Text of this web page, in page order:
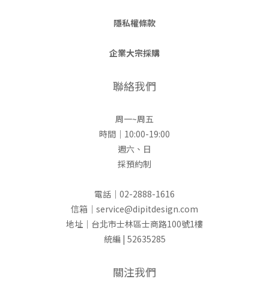
隱私權條款
企業大宗採購
聯絡我們
周一~周五
時間｜10:00-19:00
週六、日
採預約制
電話｜02-2888-1616
信箱｜service@dipitdesign.com
地址｜台北市士林區士商路100號1樓
統編 | 52635285
關注我們